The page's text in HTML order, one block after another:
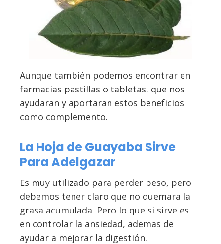
Aunque también podemos encontrar en
farmacias pastillas o tabletas, que nos
ayudaran y aportaran estos beneficios
como complemento.
La Hoja de Guayaba Sirve
Para Adelgazar
Es muy utilizado para perder peso, pero
debemos tener claro que no quemara la
grasa acumulada. Pero lo que si sirve es
en controlar la ansiedad, ademas de
ayudar a mejorar la digestión.